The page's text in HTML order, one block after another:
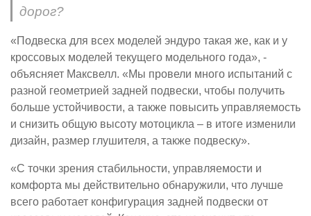
дорог?
«Подвеска для всех моделей эндуро такая же, как и у
кроссовых моделей текущего модельного года», -
объясняет Максвелл. «Мы провели много испытаний с
разной геометрией задней подвески, чтобы получить
больше устойчивости, а также повысить управляемость
и снизить общую высоту мотоцикла – в итоге изменили
дизайн, размер глушителя, а также подвеску».
«С точки зрения стабильности, управляемости и
комфорта мы действительно обнаружили, что лучше
всего работает конфигурация задней подвески от